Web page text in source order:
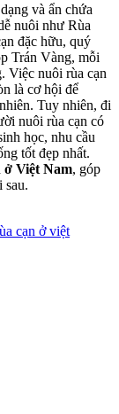
và ẩn chứa
nuôi như Rùa
đặc hữu, quý
Trán Vàng, mỗi
Việc nuôi rùa cạn
là cơ hội để
Tuy nhiên, đi
nuôi rùa cạn có
học, nhu cầu
tốt đẹp nhất.
ở Việt Nam, góp
sau.
cạn ở việt